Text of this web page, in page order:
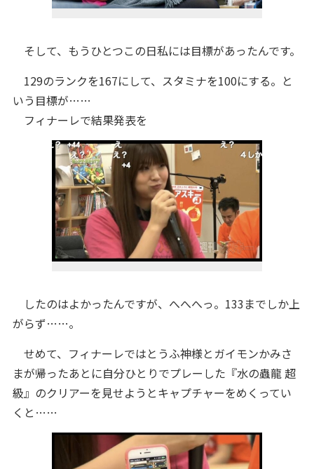
そして、もうひとつこの日私には目標があったんです。
129のランクを167にして、スタミナを100にする。と
いう目標が……
フィナーレで結果発表を
したのはよかったんですが、へへへっ。133までしか上
がらず……。
せめて、フィナーレではとうふ神様とガイモンかみさ
まが帰ったあとに自分ひとりでプレーした『水の蟲龍 超
級』のクリアーを見せようとキャプチャーをめくってい
くと……